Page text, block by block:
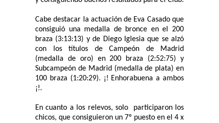
Cabe destacar la actuación de Eva Casado que
consiguió una medalla de bronce en el 200
braza (3:13:13) y de Diego Iglesia que se alzó
con los títulos de Campeón de Madrid
(medalla de oro) en 200 braza (2:52:75) y
Subcampeón de Madrid (medalla de plata) en
100 braza (1:20:29). ¡! Enhorabuena a ambos
¡!.
En cuanto a los relevos, solo participaron los
chicos, que consiguieron un 7º puesto en el 4 x